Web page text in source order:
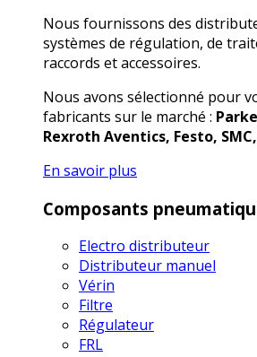
Nous fournissons des
systèmes de régulation, de
raccords et accessoires.
Nous avons sélectionné pour
fabricants sur le marché :
Rexroth Aventics, Festo,
En savoir plus
Composants
Electro distributeur
Distributeur manuel
Vérin
Filtre
Régulateur
FRL